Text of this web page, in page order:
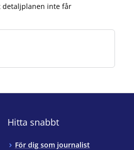
detaljplanen inte får
Hitta snabbt
För dig som journalist